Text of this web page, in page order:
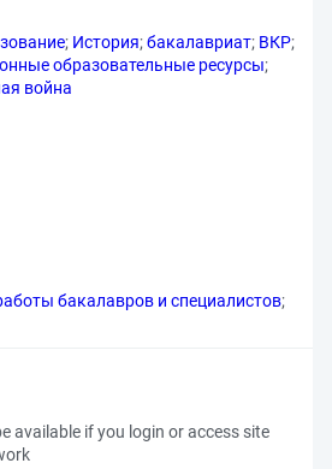
; История;бакалавриат; ВКР;
образовательные ресурсы;
война
бакалавров и специалистов;
available if you login or access site